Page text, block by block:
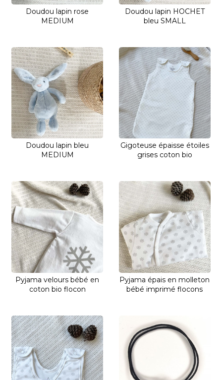
Doudou lapin rose
MEDIUM
Doudou lapin HOCHET
bleu SMALL
Doudou lapin bleu
MEDIUM
Gigoteuse épaisse étoiles
grises coton bio
Pyjama velours bébé en
coton bio flocon
Pyjama épais en molleton
bébé imprimé flocons